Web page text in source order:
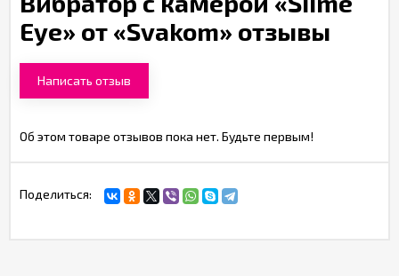
Eye» от «Svakom» отзывы
Написать отзыв
Об этом товаре отзывов пока нет. Будьте первым!
Поделиться: